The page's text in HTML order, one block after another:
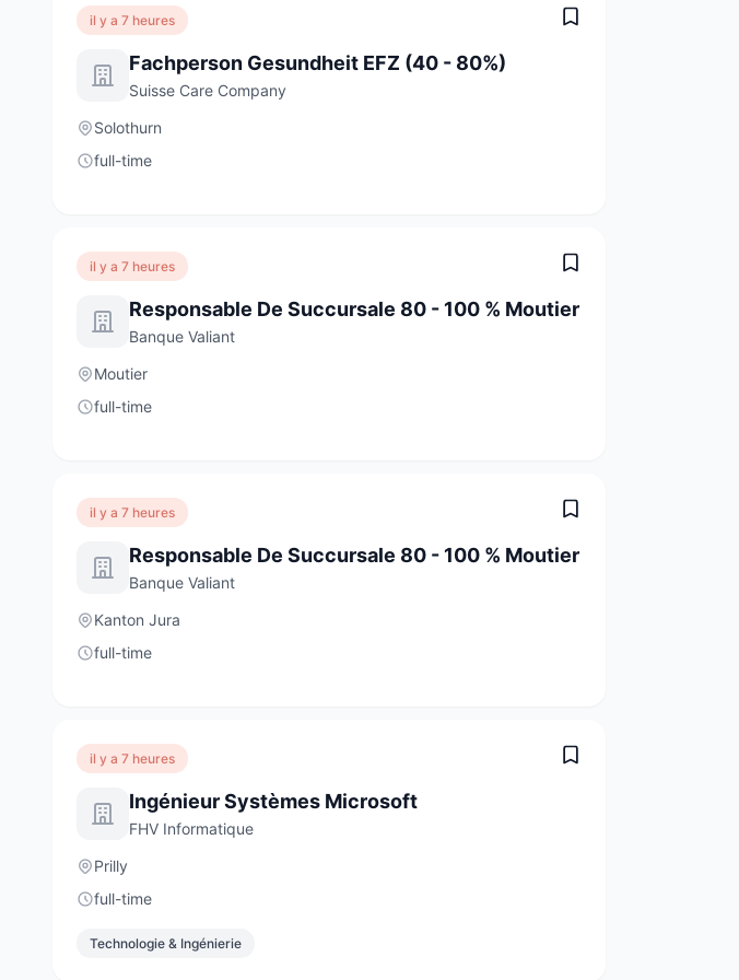
il y a 7 heures
Fachperson Gesundheit EFZ (40 - 80%)
Suisse Care Company
Solothurn
full-time
il y a 7 heures
Responsable De Succursale 80 - 100 % Moutier
Banque Valiant
Moutier
full-time
il y a 7 heures
Responsable De Succursale 80 - 100 % Moutier
Banque Valiant
Kanton Jura
full-time
il y a 7 heures
Ingénieur Systèmes Microsoft
FHV Informatique
Prilly
full-time
Technologie & Ingénierie